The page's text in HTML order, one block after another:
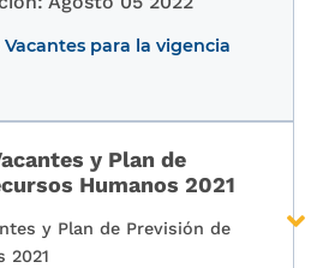
para la vigencia
y Plan de
Humanos 2021
y Plan de Previsión de
2021